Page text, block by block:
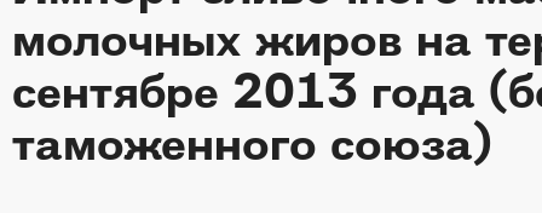
молочных жиров на
сентябре 2013 года
таможенного союза)